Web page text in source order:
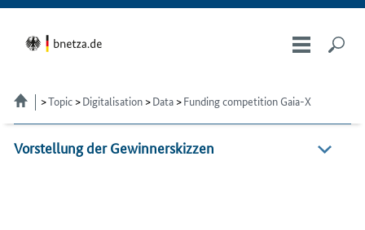
Topic Digitalisation Data Funding competition Gaia-X
Vorstellung der Gewinnerskizzen